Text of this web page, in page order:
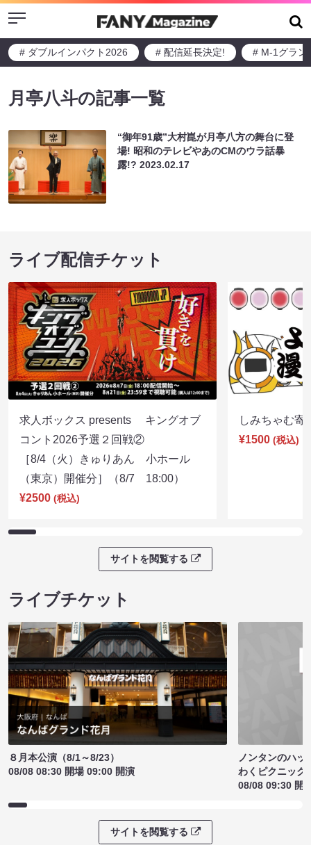
Menu
# ダブルインパクト2026 # 配信延長決定! # M-1グラン
月亭八斗の記事一覧
“御年91歳”大村崑が月亭八方の舞台に登
場! 昭和のテレビやあのCMのウラ話暴
露!?2023.02.17
ライブ配信チケット
求人ボックス presents キングオブ
コント2026予選２回戦②
［8/4（火）きゅりあん 小ホール
（東京）開催分］（8/7 18:00）
¥2500 (税込)
しみちゃむ
¥1500 (税込)
サイトを閲覧する
ライブチケット
８月本公演（8/1～8/23）
08/08 08:30 開場 09:00 開演
ノンタンのハッ
わくピクニック
08/08 09:30 開
サイトを閲覧する